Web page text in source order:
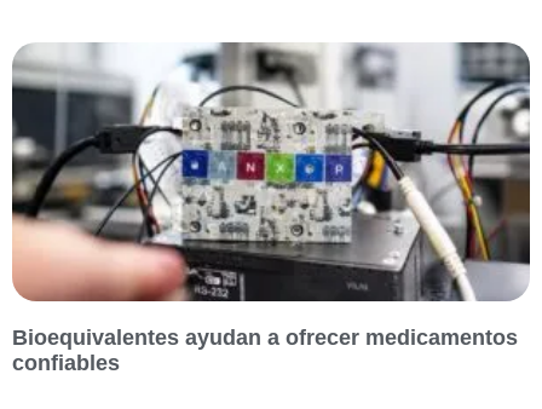
Bioequivalentes ayudan a ofrecer medicamentos
confiables